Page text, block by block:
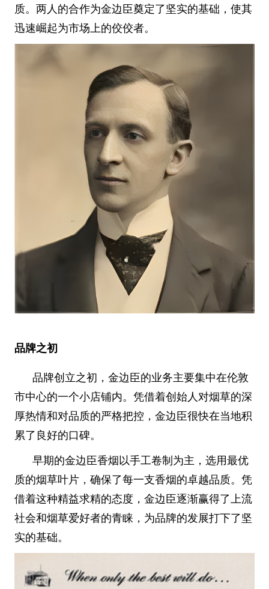
质。两人的合作为金边臣奠定了坚实的基础，使其
迅速崛起为市场上的佼佼者。
品牌之初
品牌创立之初，金边臣的业务主要集中在伦敦
市中心的一个小店铺内。凭借着创始人对烟草的深
厚热情和对品质的严格把控，金边臣很快在当地积
累了良好的口碑。
早期的金边臣香烟以手工卷制为主，选用最优
质的烟草叶片，确保了每一支香烟的卓越品质。凭
借着这种精益求精的态度，金边臣逐渐赢得了上流
社会和烟草爱好者的青睐，为品牌的发展打下了坚
实的基础。